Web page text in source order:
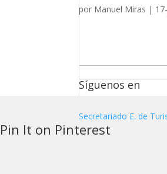
por Manuel Miras |
Síguenos en
Secretariado E. de
Pin It on Pinterest